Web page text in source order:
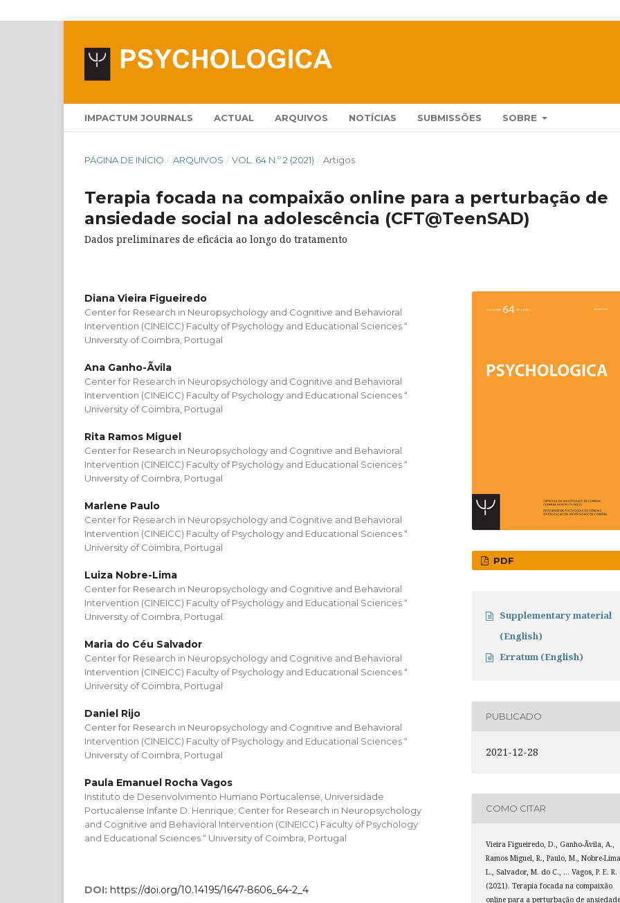
IMPACTUM JOURNALS ACTUAL ARQUIVOS NOTÍCIAS SUBMISSÕES SOBRE
PÁGINA DE INÍCIO / ARQUIVOS / VOL. 64 N.º 2 (2021) / Artigos
Terapia focada na compaixão online para a perturbação de
ansiedade social na adolescência (CFT@TeenSAD)
Dados preliminares de eficácia ao longo do tratamento
Diana Vieira Figueiredo
Center for Research in Neuropsychology and Cognitive and Behavioral
Intervention (CINEICC) Faculty of Psychology and Educational Sciences “
University of Coimbra, Portugal
Ana Ganho-Ãvila
Center for Research in Neuropsychology and Cognitive and Behavioral
Intervention (CINEICC) Faculty of Psychology and Educational Sciences “
University of Coimbra, Portugal
Rita Ramos Miguel
Center for Research in Neuropsychology and Cognitive and Behavioral
Intervention (CINEICC) Faculty of Psychology and Educational Sciences “
University of Coimbra, Portugal
Marlene Paulo
Center for Research in Neuropsychology and Cognitive and Behavioral
Intervention (CINEICC) Faculty of Psychology and Educational Sciences “
University of Coimbra, Portugal
Luiza Nobre-Lima
Center for Research in Neuropsychology and Cognitive and Behavioral
Intervention (CINEICC) Faculty of Psychology and Educational Sciences “
University of Coimbra, Portugal.
Maria do Céu Salvador
Center for Research in Neuropsychology and Cognitive and Behavioral
Intervention (CINEICC) Faculty of Psychology and Educational Sciences “
University of Coimbra, Portugal
Daniel Rijo
Center for Research in Neuropsychology and Cognitive and Behavioral
Intervention (CINEICC) Faculty of Psychology and Educational Sciences “
University of Coimbra, Portugal
Paula Emanuel Rocha Vagos
Instituto de Desenvolvimento Humano Portucalense, Universidade
Portucalense Infante D. Henrique; Center for Research in Neuropsychology
and Cognitive and Behavioral Intervention (CINEICC) Faculty of Psychology
and Educational Sciences “ University of Coimbra, Portugal
DOI: https://doi.org/10.14195/1647-8606_64-2_4
PDF
Supplementary material
(English)
Erratum (English)
PUBLICADO
2021-12-28
COMO CITAR
Vieira Figueiredo, D., Ganho-Ãvila, A.,
Ramos Miguel, R., Paulo, M., Nobre-
L., Salvador, M. do C., … Vagos, P. E. R.
(2021). Terapia focada na compaixão
online para a perturbação de